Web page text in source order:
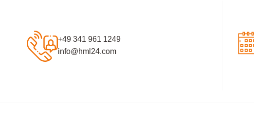
+49 341 961 1249
info@hml24.com